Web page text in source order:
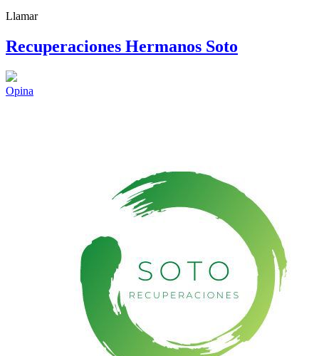
Llamar
Recuperaciones Hermanos Soto
Opina